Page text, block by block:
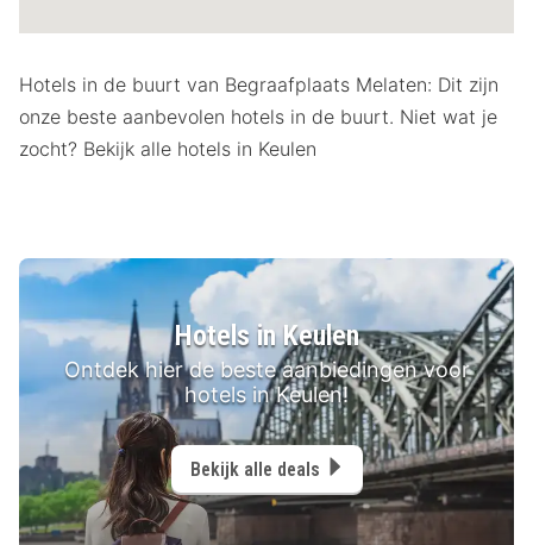
Hotels in de buurt van Begraafplaats Melaten: Dit zijn
onze beste aanbevolen hotels in de buurt. Niet wat je
zocht? Bekijk alle hotels in Keulen
Hotels in Keulen
Ontdek hier de beste aanbiedingen voor
hotels in Keulen!
Bekijk alle deals